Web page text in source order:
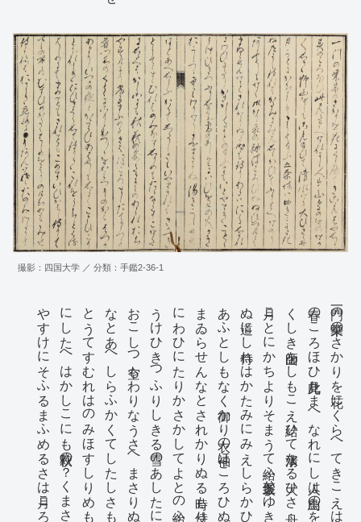
みゝをそはたてつゝ聞をはりて今のこくハ花くみとかいふ
ものをおのれか身のうへにとりなし夫のゆくへしらさるよし
を唱哥にそこめたるそハとまれかくまれおのれかけきよに
あ
ひ
そ
め
し
ハ
い
つ
の時
に
か
い
か
な
る
こ
と
の
よ
す
か
に
て
ふ
か
き
いもせのちきりをはかはしゝととふこハ思ひ給へかけさる
こ
と
や
う
な
る仰
せ
に
こ
り
さ
る
ハ
な
に
こ
と
も
む
か
し
も
の
か
た
り
となり侍りてきこえんもはつかしく侍り平家の御
撮影：四国大学 ／ 分類：手鑑2-36-1
一門の栄華のさかりを花にくらへてきこえはやしゝ
春のころほひ此見たまへなれにし人は山鳥のをのなか
くしき師山をしもこえ給ひて清水なる大ひさ舟
月ことにかちよりそまうて給ふ五条坂ハゆきゝによき
あふとしもなく御かり衣の袖ほころひぬぬひつけて
うけひきつふりしきる雪のあしたにいひをけの火かき
おこしつゝ空もわりなうさへまさりぬ湯きこしめせ
とうてゝすゝむれはのみほすしりめもたゝならすこなた
にしたへはかしこにも秋萩の？くまさゝのあられおち
やすけにそふるまふめるさは月ころすしたてまつる